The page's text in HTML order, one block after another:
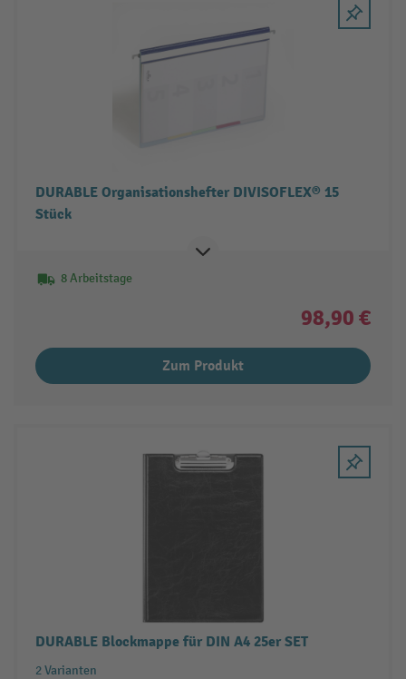
DURABLE Organisationshefter DIVISOFLEX® 15
Stück
8 Arbeitstage
98,90 €
Zum Produkt
DURABLE Blockmappe für DIN A4 25er SET
2 Varianten